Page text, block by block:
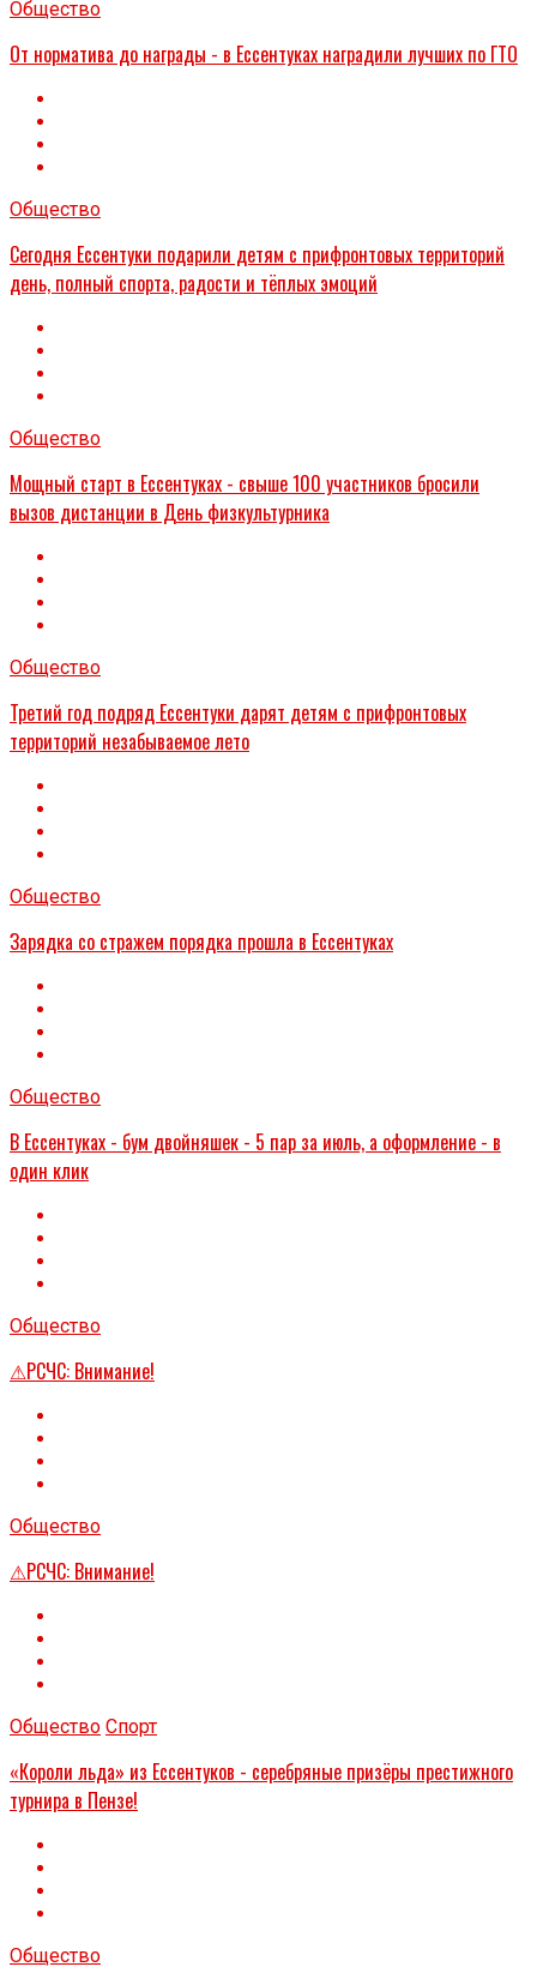
Общество
От норматива до награды - в Ессентуках наградили лучших по ГТО
Общество
Сегодня Ессентуки подарили детям с прифронтовых территорий
день, полный спорта, радости и тёплых эмоций
Общество
Мощный старт в Ессентуках - свыше 100 участников бросили
вызов дистанции в День физкультурника
Общество
Третий год подряд Ессентуки дарят детям с прифронтовых
территорий незабываемое лето
Общество
Зарядка со стражем порядка прошла в Ессентуках
Общество
В Ессентуках - бум двойняшек - 5 пар за июль, а оформление - в
один клик
Общество
⚠РСЧС: Внимание!
Общество
⚠РСЧС: Внимание!
Общество Спорт
«Короли льда» из Ессентуков - серебряные призёры престижного
турнира в Пензе!
Общество